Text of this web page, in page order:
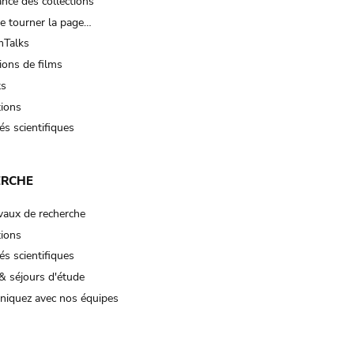
tourner la page…
de films
scientifiques
de recherche
scientifiques
séjours d'étude
avec nos équipes